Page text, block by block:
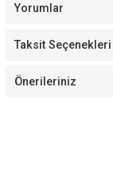
Yorumlar
Taksit Seçenekleri
Önerileriniz